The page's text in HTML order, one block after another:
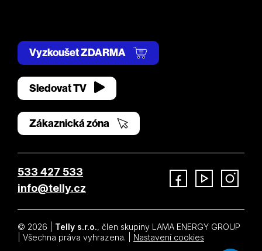
Vyzkoušet ZDARMA
Sledovat TV
Zákaznická zóna
533 427 533
info@telly.cz
© 2026 | Telly s.r.o., člen skupiny LAMA ENERGY GROUP
| Všechna práva vyhrazena. | Nastavení cookies